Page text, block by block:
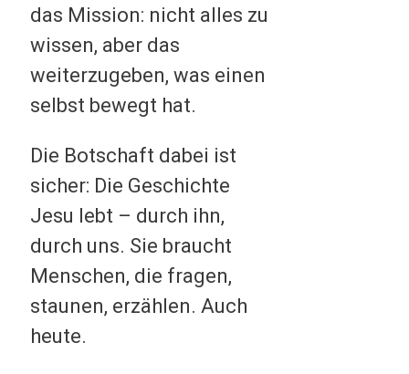
das Mission: nicht alles zu
wissen, aber das
weiterzugeben, was einen
selbst bewegt hat.
Die Botschaft dabei ist
sicher: Die Geschichte
Jesu lebt – durch ihn,
durch uns. Sie braucht
Menschen, die fragen,
staunen, erzählen. Auch
heute.